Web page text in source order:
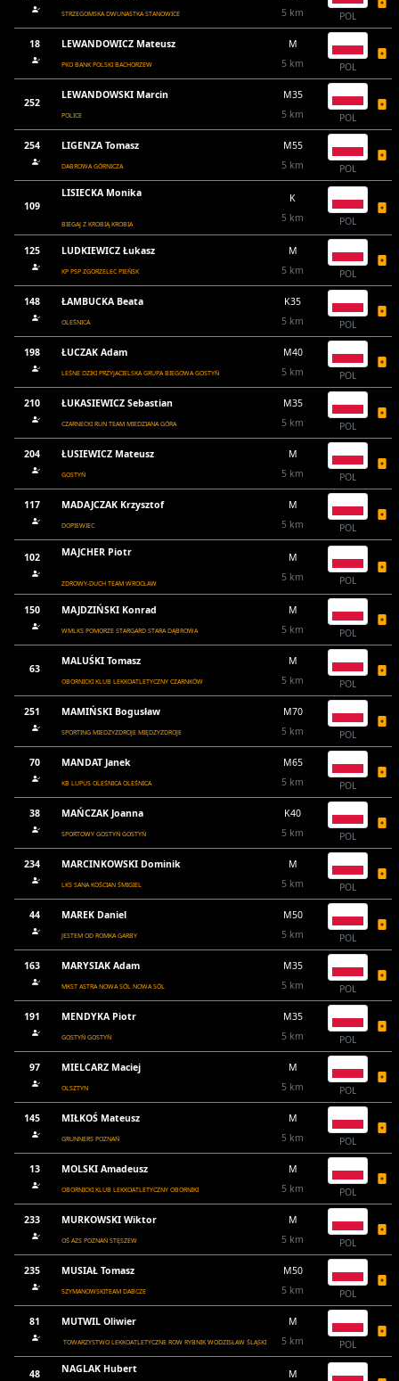
STRZEGOMSKA DWUNASTKA STANOWICE
5 km
POL
18 LEWANDOWICZ Mateusz
PKO BANK POLSKI BACHORZEW
M
5 km
POL
252
LEWANDOWSKI Marcin
POLICE
M35
5 km
POL
254 LIGENZA Tomasz
DABROWA GÓRNICZA
M55
5 km
POL
109
LISIECKA Monika
BIEGAJ Z KROBIĄ KROBIA
K
5 km
POL
125 LUDKIEWICZ Łukasz
KP PSP ZGORZELEC PIEŃSK
M
5 km
POL
148 ŁAMBUCKA Beata
OLEŚNICA
K35
5 km
POL
198 ŁUCZAK Adam
LEŚNE DZIKI PRZYJACIELSKA GRUPA BIEGOWA GOSTYŃ
M40
5 km
POL
210 ŁUKASIEWICZ Sebastian
CZARNECKI RUN TEAM MIEDZIANA GÓRA
M35
5 km
POL
204 ŁUSIEWICZ Mateusz
GOSTYŃ
M
5 km
POL
117 MADAJCZAK Krzysztof
DOPIEWIEC
M
5 km
POL
102 MAJCHER Piotr
ZDROWY-DUCH TEAM WROCŁAW
M
5 km
POL
150 MAJDZIŃSKI Konrad
WMLKS POMORZE STARGARD STARA DĄBROWA
M
5 km
POL
63
MALUŚKI Tomasz
OBORNICKI KLUB LEKKOATLETYCZNY CZARNKÓW
M
5 km
POL
251 MAMIŃSKI Bogusław
SPORTING MIEDZYZDROJE MIĘDZYZDROJE
M70
5 km
POL
70 MANDAT Janek
KB LUPUS OLEŚNICA OLEŚNICA
M65
5 km
POL
38 MAŃCZAK Joanna
SPORTOWY GOSTYŃ GOSTYŃ
K40
5 km
POL
234 MARCINKOWSKI Dominik
LKS SANA KOŚCIAN ŚMIGIEL
M
5 km
POL
44 MAREK Daniel
JESTEM OD ROMKA GARBY
M50
5 km
POL
163 MARYSIAK Adam
MKST ASTRA NOWA SÓL NOWA SÓL
M35
5 km
POL
191 MENDYKA Piotr
GOSTYŃ GOSTYŃ
M35
5 km
POL
97 MIELCARZ Maciej
OLSZTYN
M
5 km
POL
145 MIŁKOŚ Mateusz
GRUNNERS POZNAŃ
M
5 km
POL
13 MOLSKI Amadeusz
OBORNICKI KLUB LEKKOATLETYCZNY OBORNIKI
M
5 km
POL
233 MURKOWSKI Wiktor
OŚ AZS POZNAŃ STĘSZEW
M
5 km
POL
235 MUSIAŁ Tomasz
SZYMANOWSKITEAM DABCZE
M50
5 km
POL
81 MUTWIL Oliwier
TOWARZYSTWO LEKKOATLETYCZNE ROW RYBNIK WODZISŁAW ŚLĄSKI
M
5 km
POL
48 NAGLAK Hubert
M